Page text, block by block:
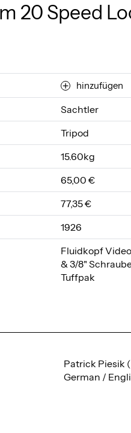
20 Speed
hinzufügen
Sachtler
Tripod
15.60kg
65,00 €
77,35 €
1926
Fluidkopf
& 3/8"
Tuffpak
Patrick Piesik
German /